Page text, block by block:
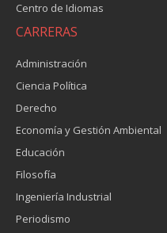
Centro de Idiomas
CARRERAS
Administración
Ciencia Política
Derecho
Economía y Gestión Ambiental
Educación
Filosofía
Ingeniería Industrial
Periodismo